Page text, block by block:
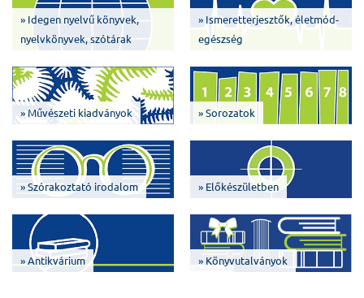
» Idegen nyelvű könyvek,
nyelvkönyvek, szótárak
» Ismeretterjesztők, életmód-
egészség
» Művészeti kiadványok » Sorozatok
» Szórakoztató irodalom » Előkészületben
» Antikvárium » Könyvutalványok